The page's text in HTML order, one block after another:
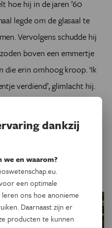
hoe hij in de jaren ’60
legde om de glasaal te
Vervolgens schudde hij
boven een emmertje
die erin omhoog kroop. ‘Ik
verdiend’, glimlacht hij.
wel eens wat uitgezet,
met de palingen die
Of hij daar verdrietig om is,
glorie', zegt hij. ‘Maar alles
dankzij
we en waarom?
een optimale
ons hoe anonieme
Daarnaast zijn er
producten te kunnen